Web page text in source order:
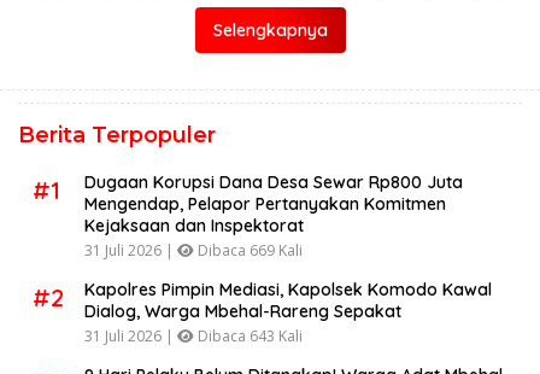
Selengkapnya
Berita Terpopuler
#1
Dugaan Korupsi Dana Desa Sewar Rp800 Juta
Mengendap, Pelapor Pertanyakan Komitmen
Kejaksaan dan Inspektorat
31 Juli 2026 | Dibaca 669 Kali
#2
Kapolres Pimpin Mediasi, Kapolsek Komodo Kawal
Dialog, Warga Mbehal-Rareng Sepakat
31 Juli 2026 | Dibaca 643 Kali